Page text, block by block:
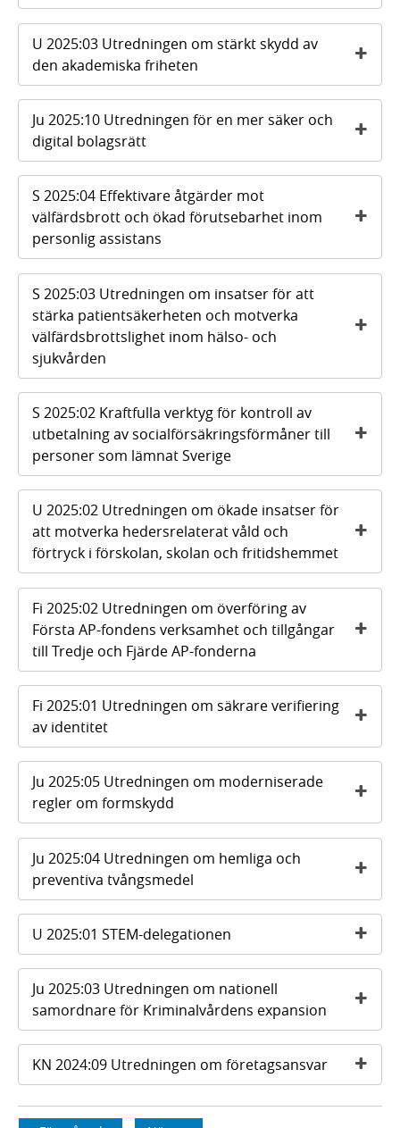
U 2025:03 Utredningen om stärkt skydd av
den akademiska friheten
Ju 2025:10 Utredningen för en mer säker och
digital bolagsrätt
S 2025:04 Effektivare åtgärder mot
välfärdsbrott och ökad förutsebarhet inom
personlig assistans
S 2025:03 Utredningen om insatser för att
stärka patientsäkerheten och motverka
välfärdsbrottslighet inom hälso- och
sjukvården
S 2025:02 Kraftfulla verktyg för kontroll av
utbetalning av socialförsäkringsförmåner till
personer som lämnat Sverige
U 2025:02 Utredningen om ökade insatser för
att motverka hedersrelaterat våld och
förtryck i förskolan, skolan och fritidshemmet
Fi 2025:02 Utredningen om överföring av
Första AP-fondens verksamhet och tillgångar
till Tredje och Fjärde AP-fonderna
Fi 2025:01 Utredningen om säkrare verifiering
av identitet
Ju 2025:05 Utredningen om moderniserade
regler om formskydd
Ju 2025:04 Utredningen om hemliga och
preventiva tvångsmedel
U 2025:01 STEM-delegationen
Ju 2025:03 Utredningen om nationell
samordnare för Kriminalvårdens expansion
KN 2024:09 Utredningen om företagsansvar